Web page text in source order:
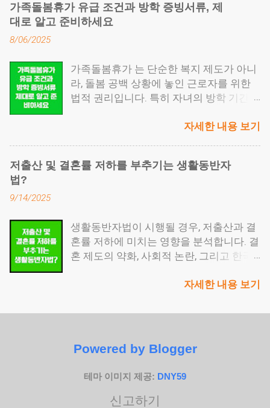
계약서 작성 입니다. ● 증여를 시작할 때는
먼저 증여계약서를 작성해야 합니다. 꼭 공
서는 세무서나 등기소에 제출할 수 있는 중
요한 증빙자료가 됩니다. ● 그다음은 세금
신고 단계입니다. 부동산을 받는 사람이 국
하고, 별도로 취득세도 납부해야 합니다.
취득세는 지방세에 해당하며, 명의 이전 등
기를 하기 전 반드시 처리해야 합니다. ● 마
지막 단계는 등기 절차입니다. 법무사에게
취득세, 헷갈리나요? 증여세는 부동산을
받는 사람이 직접 내는 세금입니다. 국세청
에 신고해야 하고, 증여받은 날로부터 3개
지만, 기한을 넘기면 가산세가 붙기 때문에
취득세 는 또 다른 세금입니다. 이는 부동
세 입니다. 등기소에 소유...
용 한 사업주에게 지급되는 장려금입니다.
고령자를 신규로 뽑는 것이 아니라, 이미
니라, 회사가 자율적으로 재고용하는 ' 계
속고용제도' 가 도입되어야 한다는 점이 핵
심입니다. 고용지원금과의 핵심 차이점 많
자 고용지원금'과 '계속고용장려금'의 차이
용지원금은 60세 이상 근로자를 새로 정규
고용하는 구조에서 연 2회 정액으로 지원
금이 지급됩니다. 또 하나의 차이점은 기업
내부 제도 정비 유무입니다. 계속고용장려
단체협약에 명문화해야 지원이 가능합니
가요? 확인해 보세요 2025년 계속고용장
려금은 다음 조건을 충족해야 합니다: 우선
지원대상기업 또는 중견기업 정년(60세 이
상)을 명시한 후 계속고용제도를 도입한
30%를 넘지 않을 것 계속고용일이 속한 분
가족돌봄휴가 유급 조건과 방학 증빙서류, 제
대로 알고 준비하세요
8/06/2025
가족돌봄휴가 는 단순한 복지 제도가 아니
라, 돌봄 공백 상황에 놓인 근로자를 위한
법적 권리입니다. 특히 자녀의 방학 기간이
럼 예고 없는 상황에서는 ‘일’과 ‘가정’ 사이
시합니다. 목차 가족돌봄휴가란 어떤 제도
서류는 어떻게 준비하나요? 공무원 가족돌
봄휴가만의 특징이 있나요? 회사에서 거부
하면 어떻게 되나요? 가족돌봄휴가란 어떤
평등과 일·가정 양립 지원에 관한 법률」
사고, 노령, 양육 등의 사유로 연간 최대 10
정 무급휴가입니다. 돌봄 대상에는 조부모,
부모, 배우자, 배우자의 부모, 자녀, 손자녀
까지 포함됩니다. 1일 단위로 사용할 수 있
사용할 수 있습니다. 특정 사유가 인정되면
자세한 내용 보기
저출산 및 결혼률 저하를 부추기는 생활동반자
법?
9/14/2025
생활동반자법이 시행될 경우, 저출산과 결
혼률 저하에 미치는 영향을 분석합니다. 결
혼 제도의 약화, 사회적 논란, 그리고 한국
뤄봅니다. 목차 생활동반자법의 개념 결혼
파장 앞으로의 과제 생활동반자법의 개념
니더라도 법적 보호를 받으며 함께 살아갈
수 있도록 하는 제도입니다. 기존의 사실혼
과 달리 제도적으로 명문화된 방식이라는
넓게 적용될 수 있습니다. 문제는 이러한
자세한 내용 보기
Powered by Blogger
테마 이미지 제공: DNY59
신고하기